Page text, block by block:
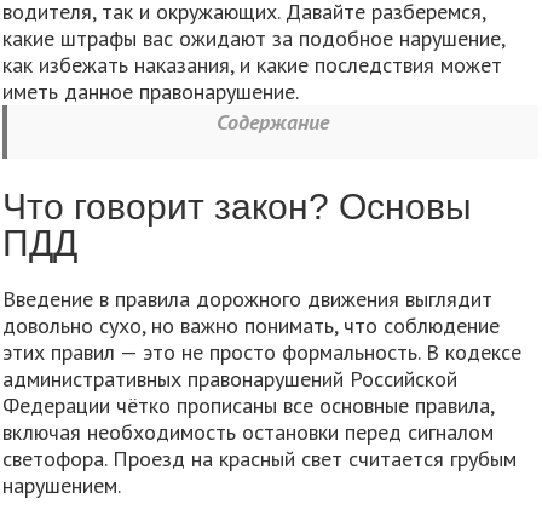
водителя, так и окружающих. Давайте разберемся,
какие штрафы вас ожидают за подобное нарушение,
как избежать наказания, и какие последствия может
иметь данное правонарушение.
Содержание
Что говорит закон? Основы
ПДД
Введение в правила дорожного движения выглядит
довольно сухо, но важно понимать, что соблюдение
этих правил — это не просто формальность. В кодексе
административных правонарушений Российской
Федерации чётко прописаны все основные правила,
включая необходимость остановки перед сигналом
светофора. Проезд на красный свет считается грубым
нарушением.